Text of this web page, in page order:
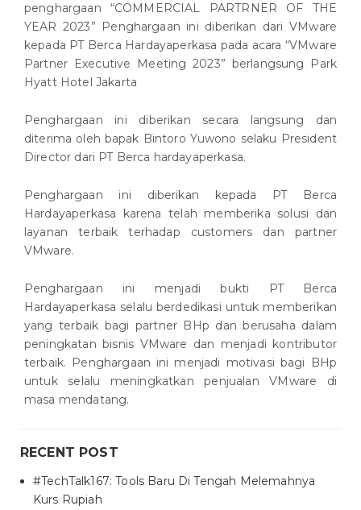
penghargaan “COMMERCIAL PARTRNER OF THE
YEAR 2023” Penghargaan ini diberikan dari VMware
kepada PT Berca Hardayaperkasa pada acara “VMware
Partner Executive Meeting 2023” berlangsung Park
Hyatt Hotel Jakarta
Penghargaan ini diberikan secara langsung dan
diterima oleh bapak Bintoro Yuwono selaku President
Director dari PT Berca hardayaperkasa.
Penghargaan ini diberikan kepada PT Berca
Hardayaperkasa karena telah memberika solusi dan
layanan terbaik terhadap customers dan partner
VMware.
Penghargaan ini menjadi bukti PT Berca
Hardayaperkasa selalu berdedikasi untuk memberikan
yang terbaik bagi partner BHp dan berusaha dalam
peningkatan bisnis VMware dan menjadi kontributor
terbaik. Penghargaan ini menjadi motivasi bagi BHp
untuk selalu meningkatkan penjualan VMware di
masa mendatang.
RECENT POST
#TechTalk167: Tools Baru Di Tengah Melemahnya
Kurs Rupiah